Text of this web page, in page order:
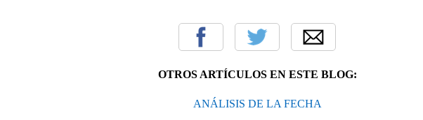
OTROS ARTÍCULOS EN ESTE BLOG:
ANÁLISIS DE LA FECHA